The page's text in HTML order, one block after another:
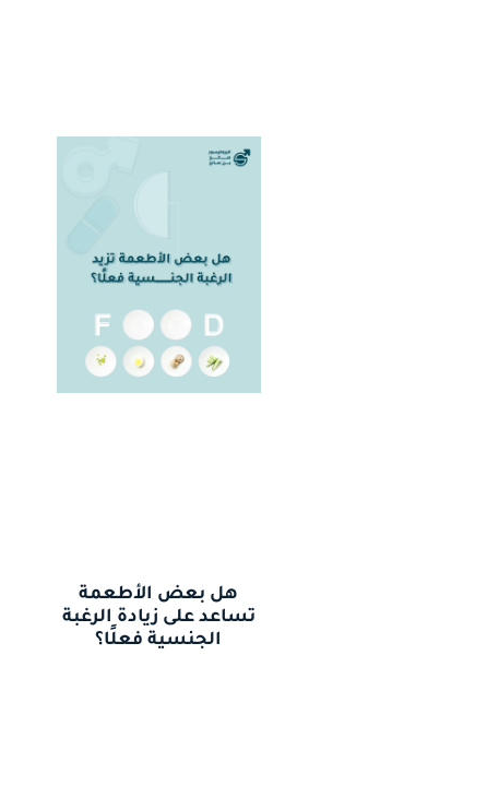
هل بعض الأطعمة
تساعد على زيادة الرغبة
الجنسية فعلًا؟